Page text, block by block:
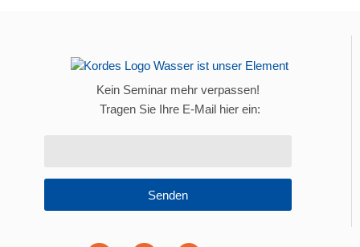
Kein Seminar mehr verpassen!
Tragen Sie Ihre E-Mail hier ein:
Senden